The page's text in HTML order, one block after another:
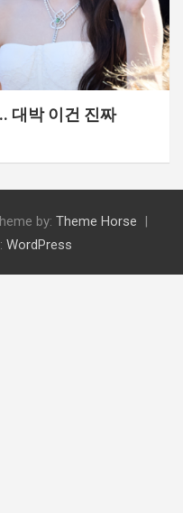
대박 이건 진짜
by: Theme Horse
WordPress